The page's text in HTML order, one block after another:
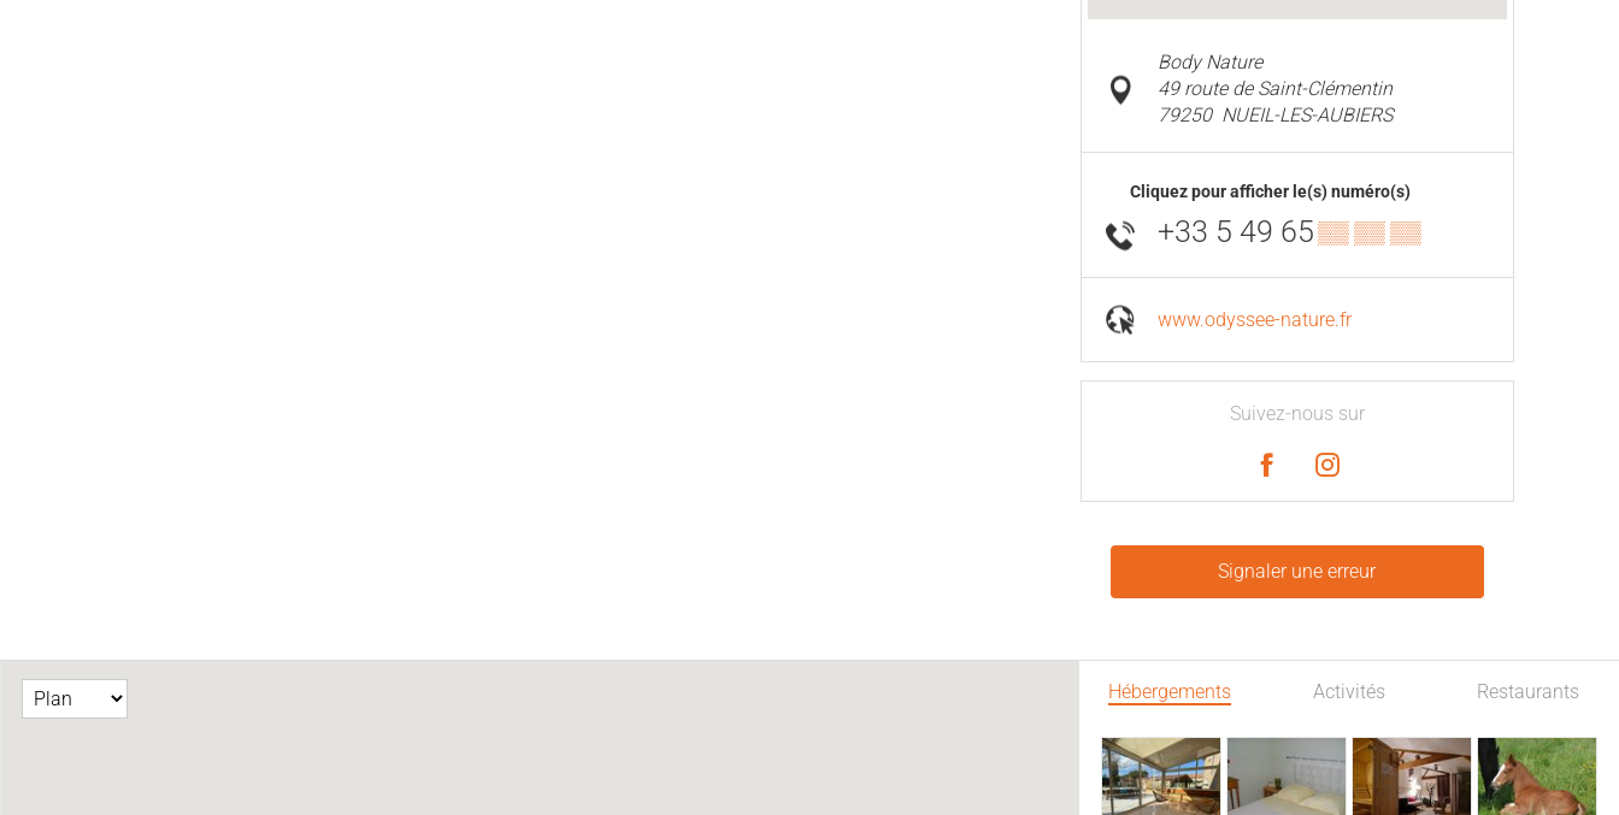
Body Nature
49 route de Saint-Clémentin
79250 NUEIL-LES-AUBIERS
Cliquez pour afficher le(s) numéro(s)
+33 5 49 65▒▒ ▒▒ ▒▒
www.odyssee-nature.fr
Suivez-nous sur
Signaler une erreur
Hébergements Activités Restaurants